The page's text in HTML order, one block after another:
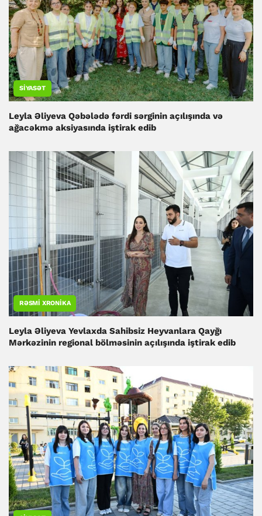
SIYASƏT
Leyla Əliyeva Qəbələdə fərdi sərginin açılışında və
ağacəkmə aksiyasında iştirak edib
RƏSMI XRONIKA
Leyla Əliyeva Yevlaxda Sahibsiz Heyvanlara Qayğı
Mərkəzinin regional bölməsinin açılışında iştirak edib